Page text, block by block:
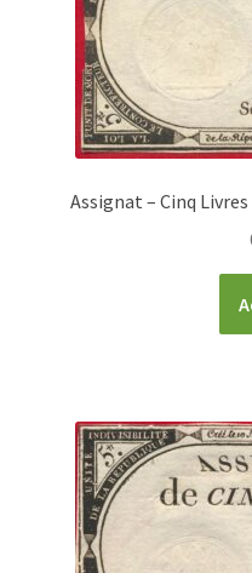
Assignat – Cinq